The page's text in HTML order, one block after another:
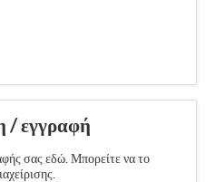
/ εγγραφή
σας εδώ. Μπορείτε να το